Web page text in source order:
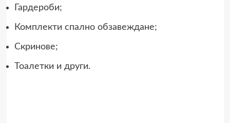
Гардероби;
Комплекти спално обзавеждане;
Скринове;
Тоалетки и други.